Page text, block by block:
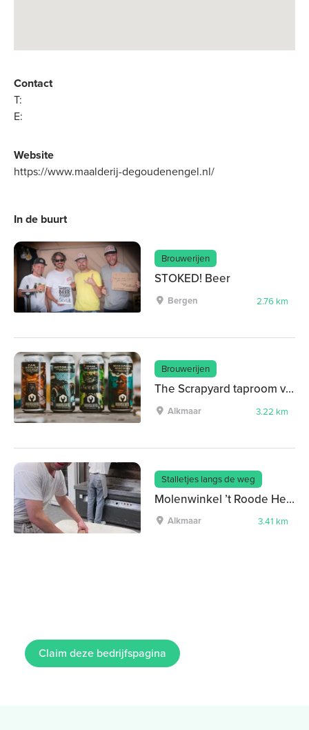
Contact
T:
E:
Website
https://www.maalderij-degoudenengel.nl/
In de buurt
Brouwerijen
STOKED! Beer
Bergen 2.76 km
Brouwerijen
The Scrapyard taproom van Brouwerij De Moersleutel
Alkmaar 3.22 km
Stalletjes langs de weg
Molenwinkel ’t Roode Hert | Fermento
Alkmaar 3.41 km
Claim deze bedrijfspagina